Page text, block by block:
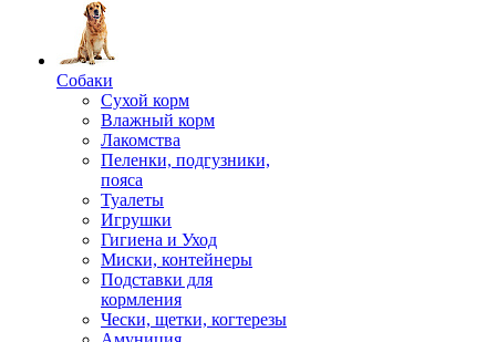
Собаки
Сухой корм
Влажный корм
Лакомства
Пеленки, подгузники,
пояса
Туалеты
Игрушки
Гигиена и Уход
Миски, контейнеры
Подставки для
кормления
Чески, щетки, когтерезы